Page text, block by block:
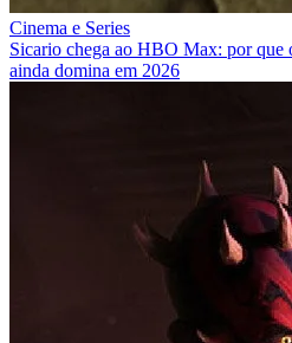
Cinema e Series
Sicario chega ao HBO Max: por que
ainda domina em 2026